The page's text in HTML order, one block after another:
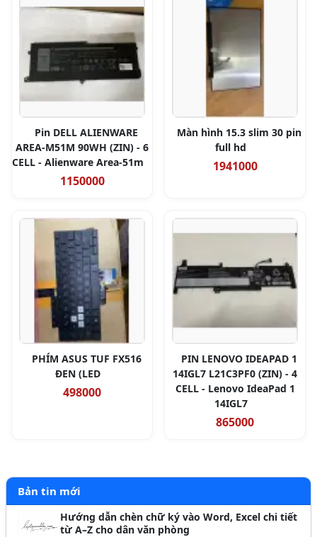
Pin DELL ALIENWARE
AREA-M51M 90WH (ZIN) - 6
CELL - Alienware Area-51m
1150000
Màn hình 15.3 slim 30 pin
full hd
1941000
PHÍM ASUS TUF FX516
ĐEN (LED
498000
PIN LENOVO IDEAPAD 1
14IGL7 L21C3PF0 (ZIN) - 4
CELL - Lenovo IdeaPad 1
14IGL7
865000
Bản tin mới
Hướng dẫn chèn chữ ký vào Word, Excel chi tiết
từ A–Z cho dân văn phòng